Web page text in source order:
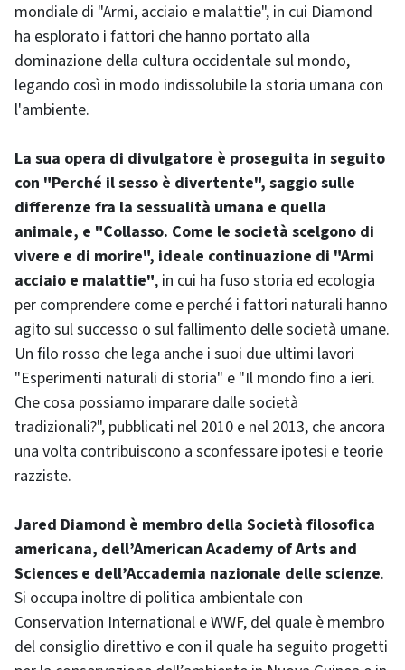
mondiale di "Armi, acciaio e malattie", in cui Diamond
ha esplorato i fattori che hanno portato alla
dominazione della cultura occidentale sul mondo,
legando così in modo indissolubile la storia umana con
l'ambiente.
La sua opera di divulgatore è proseguita in seguito
con "Perché il sesso è divertente", saggio sulle
differenze fra la sessualità umana e quella
animale, e "Collasso. Come le società scelgono di
vivere e di morire", ideale continuazione di "Armi
acciaio e malattie", in cui ha fuso storia ed ecologia
per comprendere come e perché i fattori naturali hanno
agito sul successo o sul fallimento delle società umane.
Un filo rosso che lega anche i suoi due ultimi lavori
"Esperimenti naturali di storia" e "Il mondo fino a ieri.
Che cosa possiamo imparare dalle società
tradizionali?", pubblicati nel 2010 e nel 2013, che ancora
una volta contribuiscono a sconfessare ipotesi e teorie
razziste.
Jared Diamond è membro della Società filosofica
americana, dell’American Academy of Arts and
Sciences e dell’Accademia nazionale delle scienze.
Si occupa inoltre di politica ambientale con
Conservation International e WWF, del quale è membro
del consiglio direttivo e con il quale ha seguito progetti